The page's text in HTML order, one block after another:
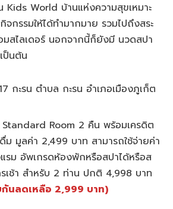
Kids World บ้านแห่งความสุขเหมาะ
จกรรมให้ได้ทำมากมาย รวมไปถึงสระ
มสไลเดอร์ นอกจากนี้ก็ยังมี นวดสปา
ป็นต้น
กะรน ตำบล กะรน อำเภอเมืองภูเก็ต
Standard Room 2 คืน พร้อมเครดิต
ดื่ม มูลค่า 2,499 บาท สามารถใช้จ่ายค่า
แรม อัพเกรดห้องพักหรือสปาได้หรือส
เช้า สำหรับ 2 ท่าน ปกติ 4,998 บาท
กันลดเหลือ 2,999 บาท)